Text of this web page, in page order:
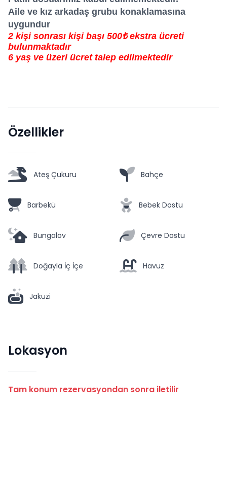
Aile ve kız arkadaş grubu konaklamasına
uygundur
2 kişi sonrası kişi başı 500₺ ekstra ücreti
bulunmaktadır
6 yaş ve üzeri ücret talep edilmektedir
Özellikler
Ateş Çukuru Bahçe
Barbekü Bebek Dostu
Bungalov Çevre Dostu
Doğayla İç İçe Havuz
Jakuzi
Lokasyon
Tam konum rezervasyondan sonra iletilir